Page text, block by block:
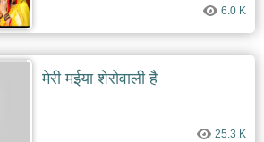
6.0 K
मेरी मईया शेरोवाली है
25.3 K